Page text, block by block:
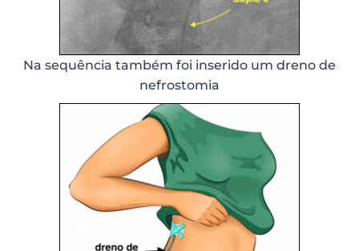
Na sequência também foi inserido um dreno de
nefrostomia